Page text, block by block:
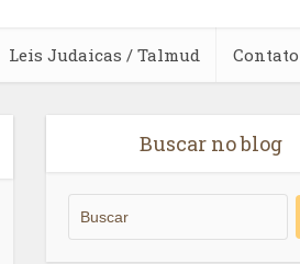
Leis Judaicas / Talmud Contato
Buscar no blog